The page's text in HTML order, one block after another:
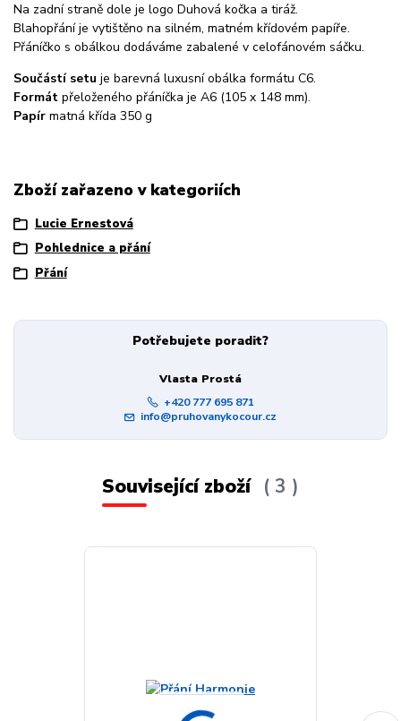
Na zadní straně dole je logo Duhová kočka a tiráž.
Blahopřání je vytištěno na silném, matném křídovém papíře.
Přáníčko s obálkou dodáváme zabalené v celofánovém sáčku.
Součástí setu je barevná luxusní obálka formátu C6.
Formát přeloženého přáníčka je A6 (105 x 148 mm).
Papír matná křída 350 g
Zboží zařazeno v kategoriích
Lucie Ernestová
Pohlednice a přání
Přání
Potřebujete poradit?
Vlasta Prostá
+420 777 695 871
info@pruhovanykocour.cz
Související zboží 3